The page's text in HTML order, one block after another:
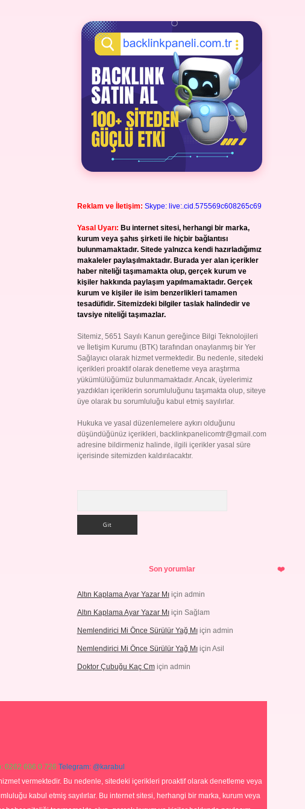
Reklam ve İletişim: Skype: live:.cid.575569c608265c69
Yasal Uyarı: Bu internet sitesi, herhangi bir marka,
kurum veya şahıs şirketi ile hiçbir bağlantısı
bulunmamaktadır. Sitede yalnızca kendi hazırladığımız
makaleler paylaşılmaktadır. Burada yer alan içerikler
haber niteliği taşımamakta olup, gerçek kurum ve
kişiler hakkında paylaşım yapılmamaktadır. Gerçek
kurum ve kişiler ile isim benzerlikleri tamamen
tesadüfidir. Sitemizdeki bilgiler taslak halindedir ve
tavsiye niteliği taşımazlar.
Sitemiz, 5651 Sayılı Kanun gereğince Bilgi Teknolojileri
ve İletişim Kurumu (BTK) tarafından onaylanmış bir Yer
Sağlayıcı olarak hizmet vermektedir. Bu nedenle, sitedeki
içerikleri proaktif olarak denetleme veya araştırma
yükümlülüğümüz bulunmamaktadır. Ancak, üyelerimiz
yazdıkları içeriklerin sorumluluğunu taşımakta olup, siteye
üye olarak bu sorumluluğu kabul etmiş sayılırlar.
Hukuka ve yasal düzenlemelere aykırı olduğunu
düşündüğünüz içerikleri, backlinkpanelicomtr@gmail.com
adresine bildirmeniz halinde, ilgili içerikler yasal süre
içerisinde sitemizden kaldırılacaktır.
Son yorumlar
Altın Kaplama Ayar Yazar Mıiçin admin
Altın Kaplama Ayar Yazar Mıiçin Sağlam
Nemlendirici Mi Önce Sürülür Yağ Mıiçin admin
Nemlendirici Mi Önce Sürülür Yağ Mıiçin Asil
Doktor Çubuğu Kaç Cmiçin admin
0262 606 0 726 Telegram: @karabul
vermektedir. Bu nedenle, sitedeki içerikleri proaktif olarak denetleme veya
kabul etmiş sayılırlar. Bu internet sitesi, herhangi bir marka, kurum veya